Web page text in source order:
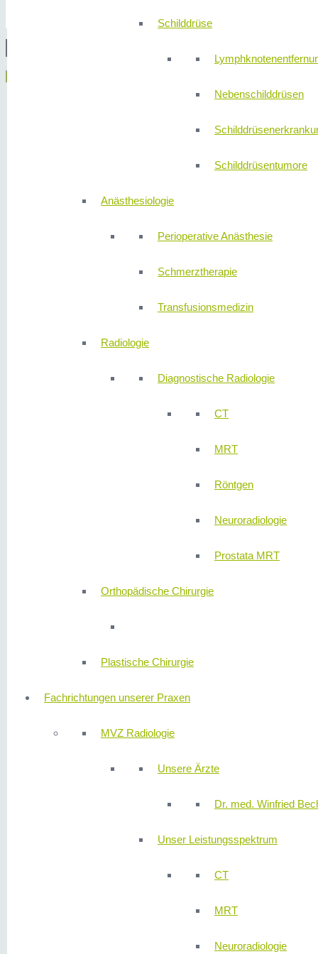
Schilddrüse
Nebenschilddrüsen
Schilddrüsentumore
Anästhesiologie
Perioperative Anästhesie
Schmerztherapie
Transfusionsmedizin
Radiologie
Diagnostische Radiologie
CT
MRT
Röntgen
Neuroradiologie
Prostata MRT
Orthopädische Chirurgie
Plastische Chirurgie
Fachrichtungen unserer Praxen
MVZ Radiologie
Unsere Ärzte
Dr. med. Winfried
Unser Leistungsspektrum
CT
MRT
Neuroradiologie
Menü